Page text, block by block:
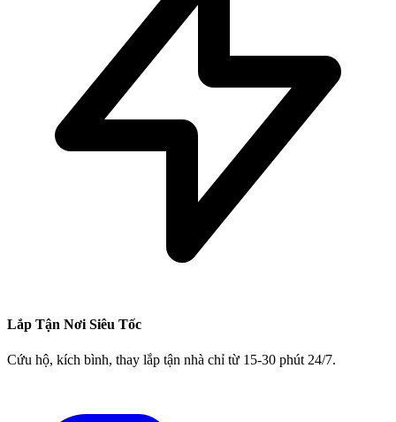
Lắp Tận Nơi Siêu Tốc
Cứu hộ, kích bình, thay lắp tận nhà chỉ từ 15-30 phút 24/7.